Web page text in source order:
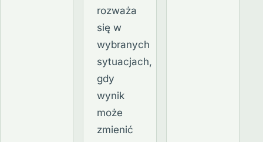
rozważa
się w
wybranych
sytuacjach,
gdy
wynik
może
zmienić